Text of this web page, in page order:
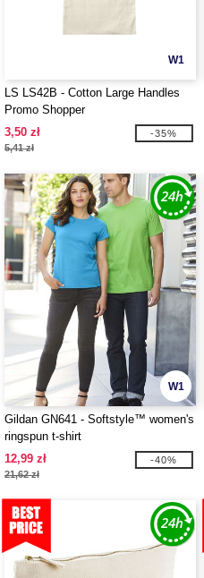
W1
LS LS42B - Cotton Large Handles
Promo Shopper
3,50 zł
5,41 zł
-35%
W1
Gildan GN641 - Softstyle™ women's
ringspun t-shirt
12,99 zł
21,62 zł
-40%